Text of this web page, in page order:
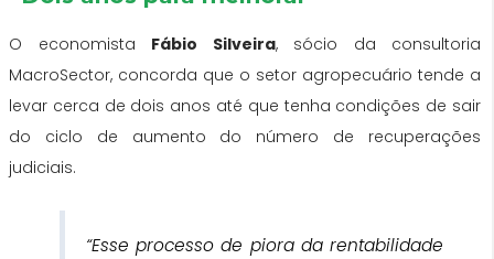
O economista Fábio Silveira, sócio da consultoria
MacroSector, concorda que o setor agropecuário tende a
levar cerca de dois anos até que tenha condições de sair
do ciclo de aumento do número de recuperações
judiciais.
“Esse processo de piora da rentabilidade